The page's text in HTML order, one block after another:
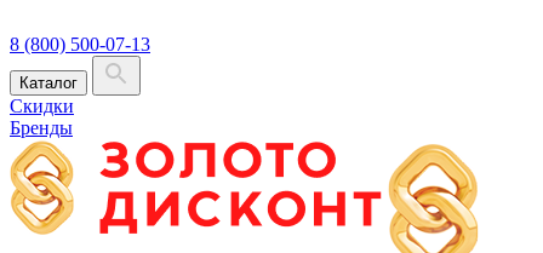
8 (800) 500-07-13
Каталог
Скидки
Бренды